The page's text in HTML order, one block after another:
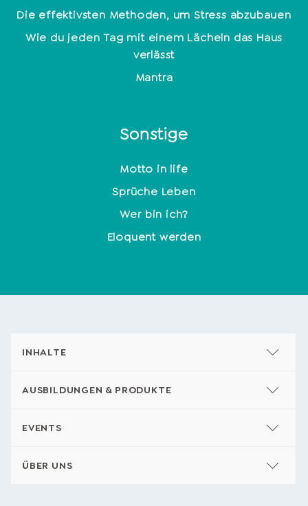
Die effektivsten Methoden, um Stress abzubauen
Wie du jeden Tag mit einem Lächeln das Haus
verlässt
Mantra
Sonstige
Motto in life
Sprüche Leben
Wer bin ich?
Eloquent werden
INHALTE
AUSBILDUNGEN & PRODUKTE
EVENTS
ÜBER UNS